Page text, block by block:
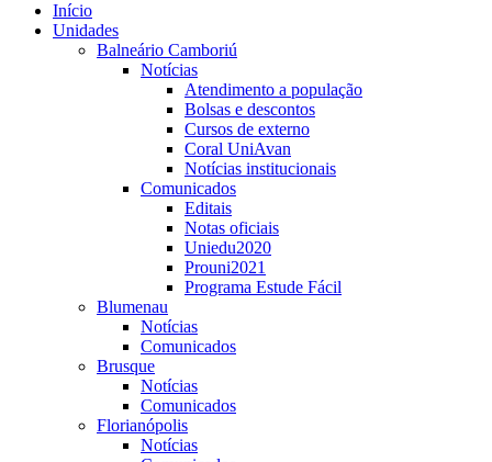
Início
Unidades
Balneário Camboriú
Notícias
Atendimento a população
Bolsas e descontos
Cursos de externo
Coral UniAvan
Notícias institucionais
Comunicados
Editais
Notas oficiais
Uniedu2020
Prouni2021
Programa Estude Fácil
Blumenau
Notícias
Comunicados
Brusque
Notícias
Comunicados
Florianópolis
Notícias